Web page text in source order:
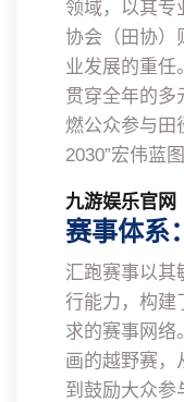
领域，以其专
协会（田协）
业发展的重任
贯穿全年的多
燃公众参与田
2030”宏伟蓝
九游娱乐官网
赛事体系
汇跑赛事以其
行能力，构建
求的赛事网络
画的越野赛，
到鼓励大众参